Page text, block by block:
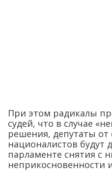
При этом радикалы
судей, что в случае
решения, депутаты
националистов будут
парламенте снятия с
неприкосновенности